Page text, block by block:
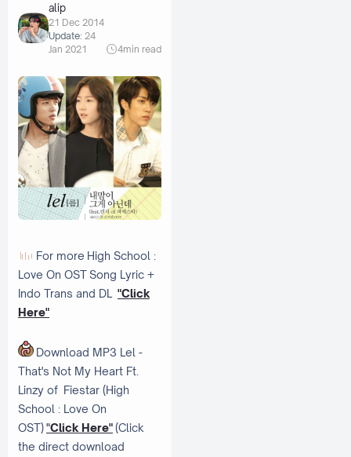
alip
21 Dec 2014
Update: 24
Jan 2021
4min read
For more High School :
Love On OSTSong Lyric +
Indo Trans and DL "Click
Here"
Download MP3 Lel -
That's Not My Heart Ft.
Linzy of Fiestar (High
School : Love On
OST)"Click Here"(Click
the direct download